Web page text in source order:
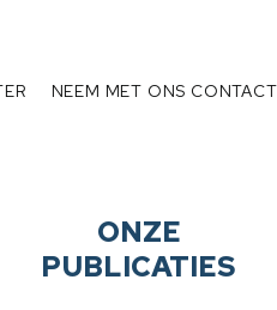
NEEM MET ONS
ONZE
PUBLICATIES